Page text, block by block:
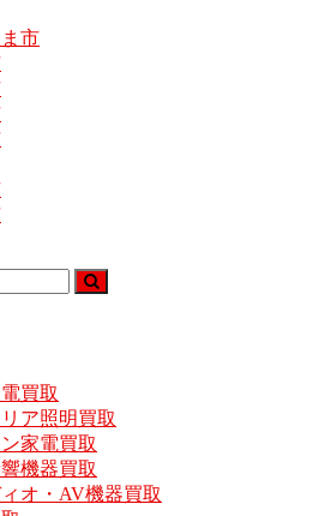
市
買取
ア照明買取
家電買取
機器買取
オ・AV機器買取